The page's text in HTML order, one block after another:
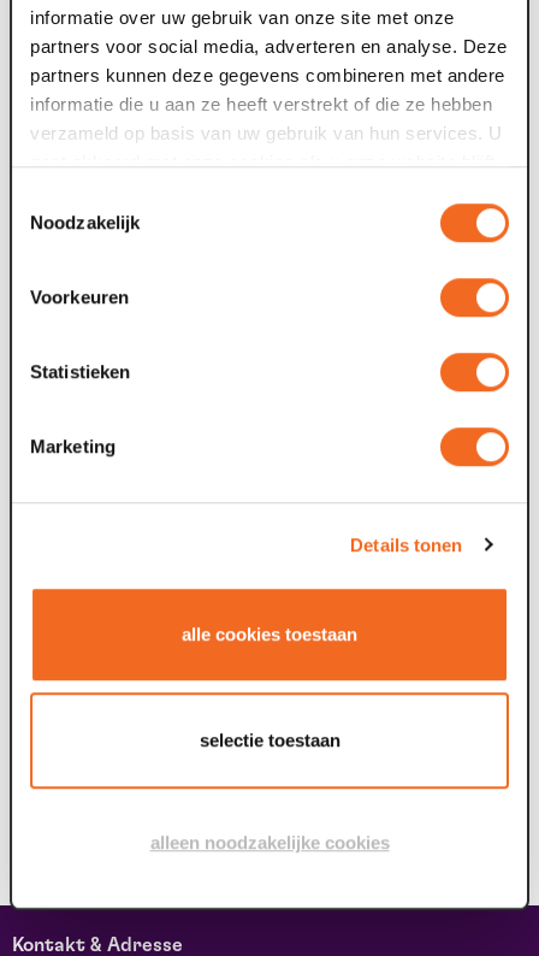
informatie over uw gebruik van onze site met onze
partners voor social media, adverteren en analyse. Deze
partners kunnen deze gegevens combineren met andere
informatie die u aan ze heeft verstrekt of die ze hebben
verzameld op basis van uw gebruik van hun services. U
gaat akkoord met onze cookies als u onze website blijft
Noodzakelijk
Voorkeuren
Statistieken
Marketing
Details tonen
alle cookies toestaan
selectie toestaan
alleen noodzakelijke cookies
Kontakt & Adresse